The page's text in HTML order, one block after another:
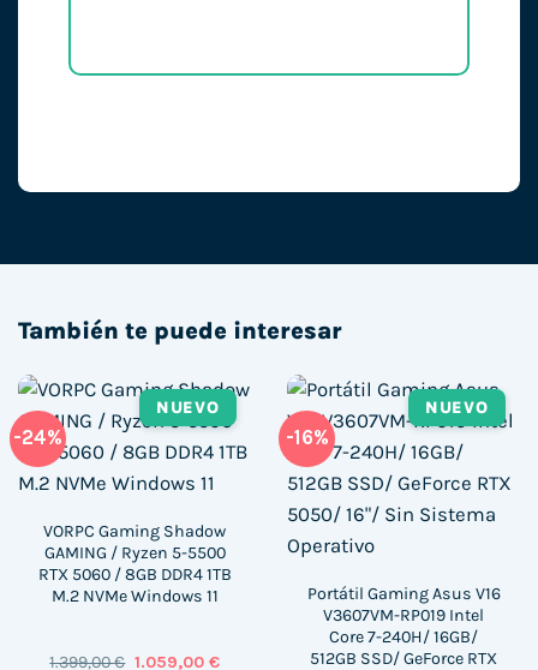
También te puede interesar
-24%
NUEVO
VORPC Gaming Shadow
GAMING / Ryzen 5-5500
RTX 5060 / 8GB DDR4 1TB
M.2 NVMe Windows 11
1.399,00€ El
1.059,00 €El
-16%
NUEVO
Portátil Gaming Asus V16
V3607VM-RP019 Intel
Core 7-240H/ 16GB/
512GB SSD/ GeForce RTX